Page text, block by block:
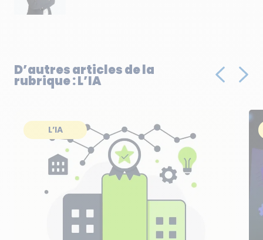
D’autres articles de la
rubrique : L’IA
L’IA